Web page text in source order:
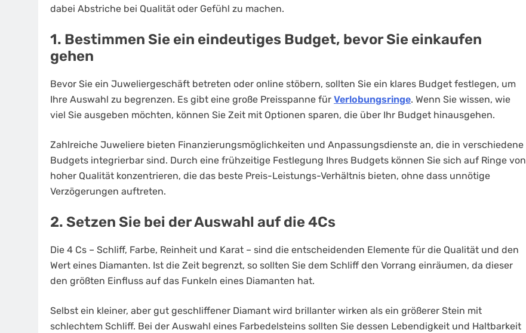
dabei Abstriche bei Qualität oder Gefühl zu machen.
1. Bestimmen Sie ein eindeutiges Budget, bevor Sie einkaufen
gehen
Bevor Sie ein Juweliergeschäft betreten oder online stöbern, sollten Sie ein klares Budget festlegen, um
Ihre Auswahl zu begrenzen. Es gibt eine große Preisspanne für Verlobungsringe. Wenn Sie wissen, wie
viel Sie ausgeben möchten, können Sie Zeit mit Optionen sparen, die über Ihr Budget hinausgehen.
Zahlreiche Juweliere bieten Finanzierungsmöglichkeiten und Anpassungsdienste an, die in verschiedene
Budgets integrierbar sind. Durch eine frühzeitige Festlegung Ihres Budgets können Sie sich auf Ringe von
hoher Qualität konzentrieren, die das beste Preis-Leistungs-Verhältnis bieten, ohne dass unnötige
Verzögerungen auftreten.
2. Setzen Sie bei der Auswahl auf die 4Cs
Die 4 Cs – Schliff, Farbe, Reinheit und Karat – sind die entscheidenden Elemente für die Qualität und den
Wert eines Diamanten. Ist die Zeit begrenzt, so sollten Sie dem Schliff den Vorrang einräumen, da dieser
den größten Einfluss auf das Funkeln eines Diamanten hat.
Selbst ein kleiner, aber gut geschliffener Diamant wird brillanter wirken als ein größerer Stein mit
schlechtem Schliff. Bei der Auswahl eines Farbedelsteins sollten Sie dessen Lebendigkeit und Haltbarkeit